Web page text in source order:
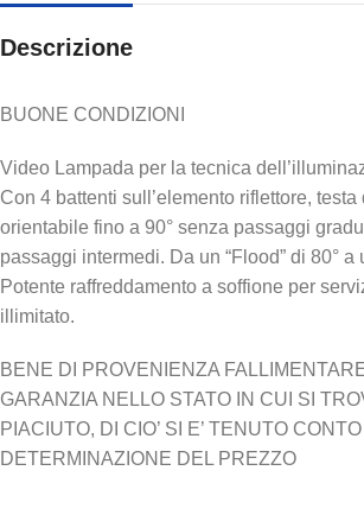
Descrizione
BUONE CONDIZIONI
Video Lampada per la tecnica
Con 4 battenti sull’elemento riflettore,
orientabile fino a 90° senza passaggi
passaggi intermedi. Da un “Flood” di 80° a
Potente raffreddamento a soffione per
illimitato.
BENE DI PROVENIENZA
GARANZIA NELLO STATO IN CUI SI
PIACIUTO, DI CIO’ SI E’ TENUTO
DETERMINAZIONE DEL PREZZO